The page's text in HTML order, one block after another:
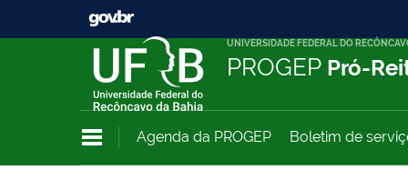
UNIVERSIDADE FEDERAL DO
PROGEP Pró-
Agenda da PROGEP Boletim de